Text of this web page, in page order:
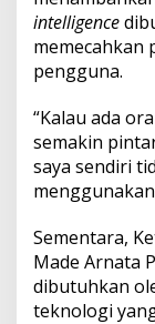
intelligence
memecahkan
pengguna.
“Kalau ada
semakin
saya sendiri
Sementara,
Made Arnata
dibutuhkan
teknologi